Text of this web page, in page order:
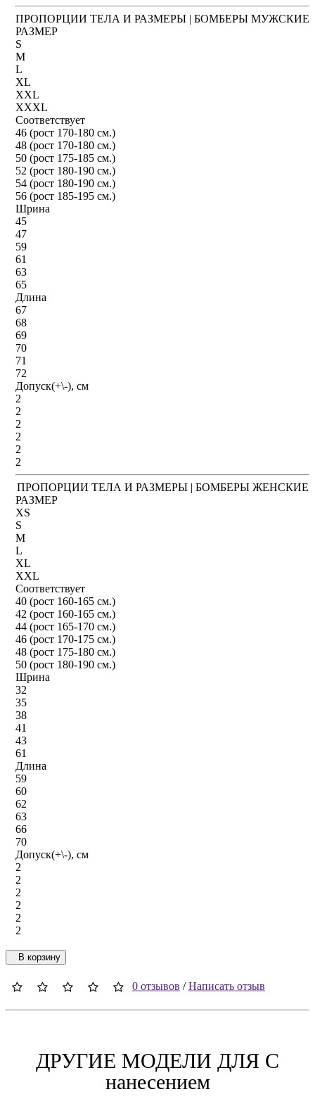
ПРОПОРЦИИ ТЕЛА И РАЗМЕРЫ | БОМБЕРЫ МУЖСКИЕ
РАЗМЕР
S
M
L
XL
XXL
XXXL
Соответствует
46 (рост 170-180 см.)
48 (рост 170-180 см.)
50 (рост 175-185 см.)
52 (рост 180-190 см.)
54 (рост 180-190 см.)
56 (рост 185-195 см.)
Шрина
45
47
59
61
63
65
Длина
67
68
69
70
71
72
Допуск(+\-), см
2
2
2
2
2
2
ПРОПОРЦИИ ТЕЛА И РАЗМЕРЫ | БОМБЕРЫ ЖЕНСКИЕ
РАЗМЕР
XS
S
M
L
XL
XXL
Соответствует
40 (рост 160-165 см.)
42 (рост 160-165 см.)
44 (рост 165-170 см.)
46 (рост 170-175 см.)
48 (рост 175-180 см.)
50 (рост 180-190 см.)
Шрина
32
35
38
41
43
61
Длина
59
60
62
63
66
70
Допуск(+\-), см
2
2
2
2
2
2
В корзину
0 отзывов /Написать отзыв
ДРУГИЕ МОДЕЛИ ДЛЯ C
нанесением